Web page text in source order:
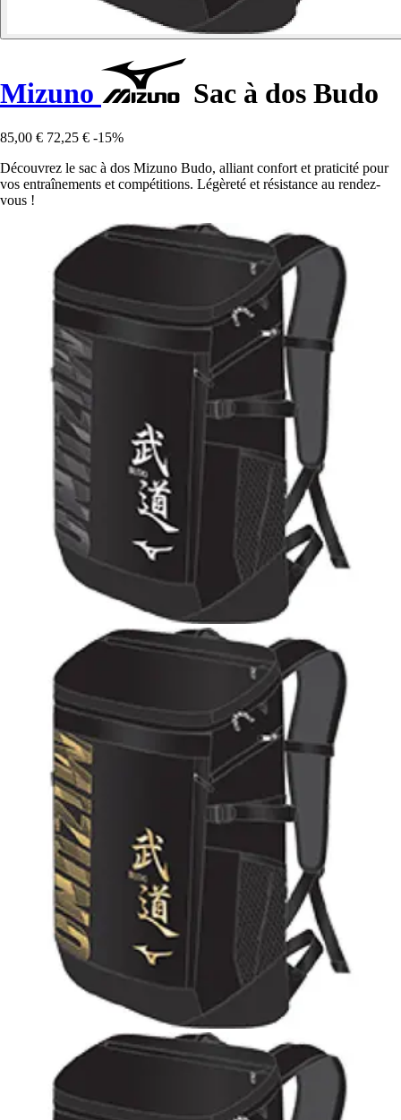
Mizuno Sac à dos Budo
85,00 € 72,25 € -15%
Découvrez le sac à dos Mizuno Budo, alliant confort et praticité pour
vos entraînements et compétitions. Légèreté et résistance au rendez-
vous !